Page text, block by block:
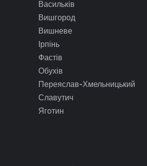
Васильків
Вишгород
Вишневе
Ірпінь
Фастів
Обухів
Переяслав-Хмельницький
Славутич
Яготин